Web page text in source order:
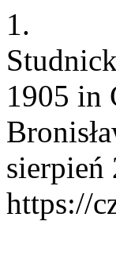
1.
1905 in
https://